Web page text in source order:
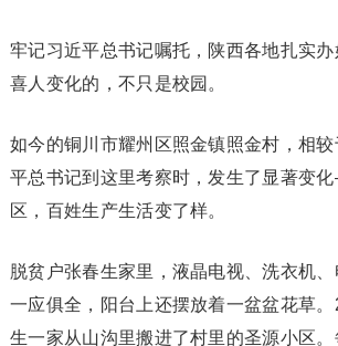
牢记习近平总书记嘱托，陕西各地扎实
喜人变化的，不只是校园。
如今的铜川市耀州区照金镇照金村，相
平总书记到这里考察时，发生了显著变
区，百姓生产生活变了样。
脱贫户张春生家里，液晶电视、洗衣机
一应俱全，阳台上还摆放着一盆盆花草
生一家从山沟里搬进了村里的圣源小区